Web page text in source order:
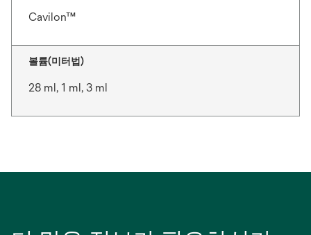
Cavilon™
볼륨(미터법)
28 ml, 1 ml, 3 ml